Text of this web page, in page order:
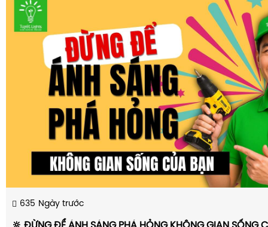
635 Ngày trước